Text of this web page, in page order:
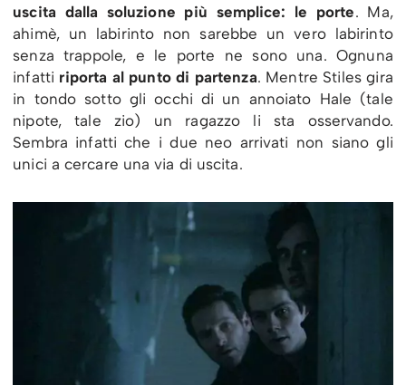
uscita dalla soluzione più semplice: le porte. Ma,
ahimè, un labirinto non sarebbe un vero labirinto
senza trappole, e le porte ne sono una. Ognuna
infatti riporta al punto di partenza. Mentre Stiles gira
in tondo sotto gli occhi di un annoiato Hale (tale
nipote, tale zio) un ragazzo li sta osservando.
Sembra infatti che i due neo arrivati non siano gli
unici a cercare una via di uscita.